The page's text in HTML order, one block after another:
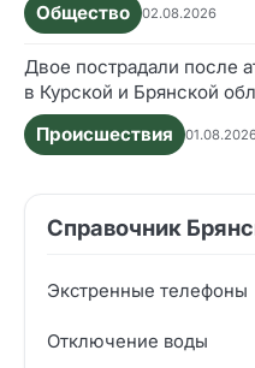
Общество
02.08.2026
Двое пострадали после
в Курской и Брянской
Происшествия
Справочник
Экстренные телефоны
Отключение воды